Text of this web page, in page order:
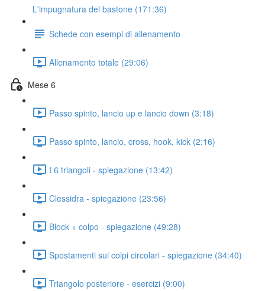
L'impugnatura del bastone (171:36)
Schede con esempi di allenamento
Allenamento totale (29:06)
Mese 6
Passo spinto, lancio up e lancio down (3:18)
Passo spinto, lancio, cross, hook, kick (2:16)
I 6 triangoli - spiegazione (13:42)
Clessidra - spiegazione (23:56)
Block + colpo - spiegazione (49:28)
Spostamenti sui colpi circolari - spiegazione (34:40)
Triangolo posteriore - esercizi (9:00)